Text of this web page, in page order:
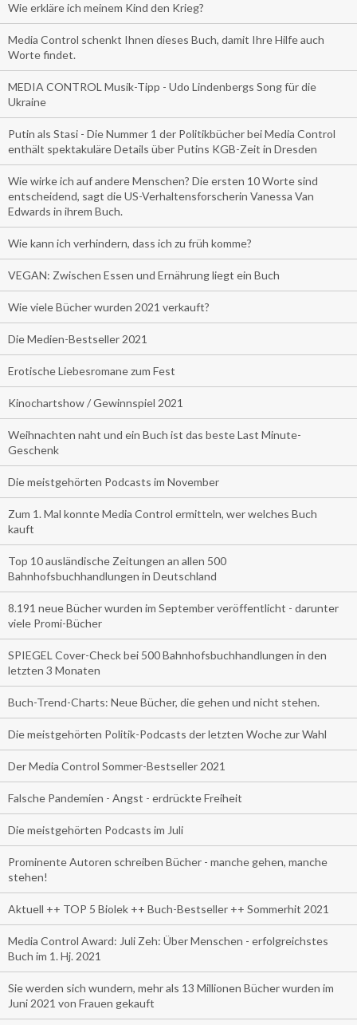
Wie erkläre ich meinem Kind den Krieg?
Media Control schenkt Ihnen dieses Buch, damit Ihre Hilfe auch
Worte findet.
MEDIA CONTROL Musik-Tipp - Udo Lindenbergs Song für die
Ukraine
Putin als Stasi - Die Nummer 1 der Politikbücher bei Media Control
enthält spektakuläre Details über Putins KGB-Zeit in Dresden
Wie wirke ich auf andere Menschen? Die ersten 10 Worte sind
entscheidend, sagt die US-Verhaltensforscherin Vanessa Van
Edwards in ihrem Buch.
Wie kann ich verhindern, dass ich zu früh komme?
VEGAN: Zwischen Essen und Ernährung liegt ein Buch
Wie viele Bücher wurden 2021 verkauft?
Die Medien-Bestseller 2021
Erotische Liebesromane zum Fest
Kinochartshow / Gewinnspiel 2021
Weihnachten naht und ein Buch ist das beste Last Minute-
Geschenk
Die meistgehörten Podcasts im November
Zum 1. Mal konnte Media Control ermitteln, wer welches Buch
kauft
Top 10 ausländische Zeitungen an allen 500
Bahnhofsbuchhandlungen in Deutschland
8.191 neue Bücher wurden im September veröffentlicht - darunter
viele Promi-Bücher
SPIEGEL Cover-Check bei 500 Bahnhofsbuchhandlungen in den
letzten 3 Monaten
Buch-Trend-Charts: Neue Bücher, die gehen und nicht stehen.
Die meistgehörten Politik-Podcasts der letzten Woche zur Wahl
Der Media Control Sommer-Bestseller 2021
Falsche Pandemien - Angst - erdrückte Freiheit
Die meistgehörten Podcasts im Juli
Prominente Autoren schreiben Bücher - manche gehen, manche
stehen!
Aktuell ++ TOP 5 Biolek ++ Buch-Bestseller ++ Sommerhit 2021
Media Control Award: Juli Zeh: Über Menschen - erfolgreichstes
Buch im 1. Hj. 2021
Sie werden sich wundern, mehr als 13 Millionen Bücher wurden im
Juni 2021 von Frauen gekauft